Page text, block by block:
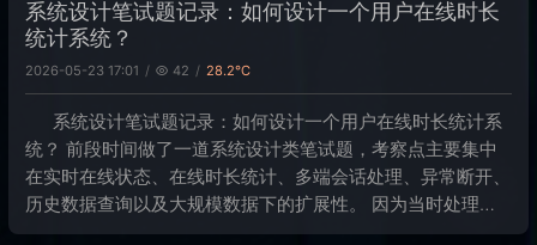
系统设计笔试题记录：如何设计一个用户在线时长
统计系统？
2026-05-23 17:01 42 28.2℃
系统设计笔试题记录：如何设计一个用户在线时长统计系
统？ 前段时间做了一道系统设计类笔试题，考察点主要集中
在实时在线状态、在线时长统计、多端会话处理、异常断开、
历史数据查询以及大规模数据下的扩展性。 因为当时处理得
比较仓促，后面又重新整理了一下自己的回答。题目本身比较